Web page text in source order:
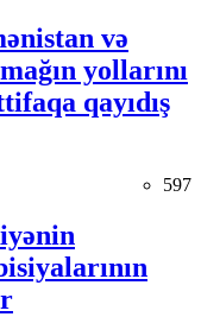
və
yollarını
qayıdış
597